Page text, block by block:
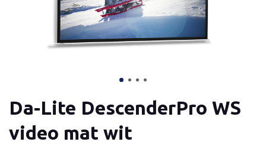
Da-Lite DescenderPro WS
video mat wit